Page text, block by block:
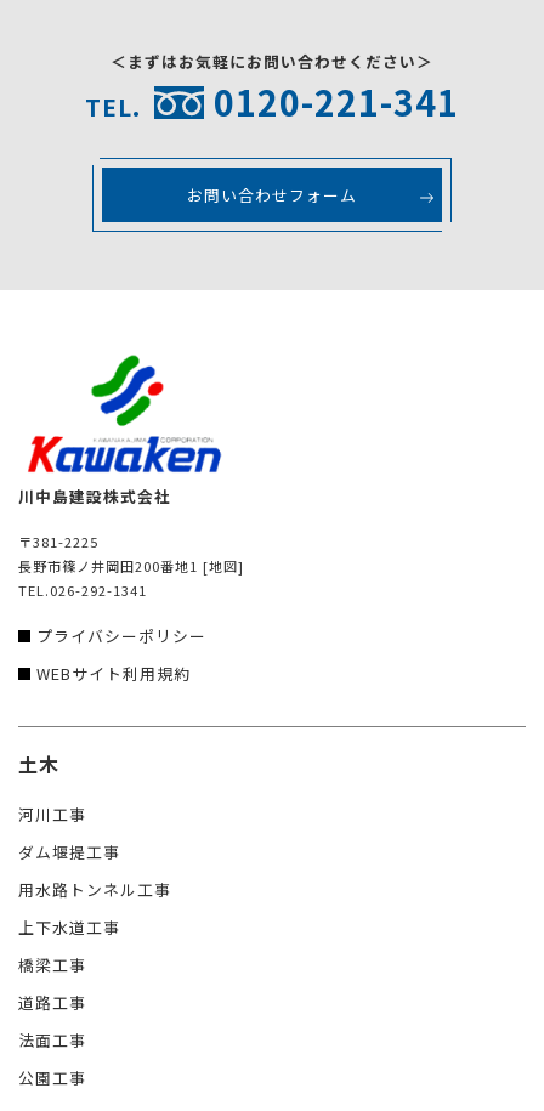
＜まずはお気軽にお問い合わせください＞
TEL. 0120-221-341
お問い合わせフォーム
川中島建設株式会社
〒381-2225
長野市篠ノ井岡田200番地1 [地図]
TEL.026-292-1341
プライバシーポリシー
WEBサイト利用規約
土木
河川工事
ダム堰提工事
用水路トンネル工事
上下水道工事
橋梁工事
道路工事
法面工事
公園工事